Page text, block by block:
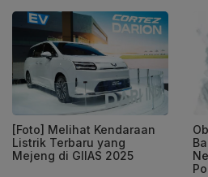
[Foto] Melihat Kendaraan
Listrik Terbaru yang
Mejeng di GIIAS 2025